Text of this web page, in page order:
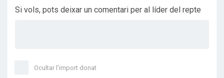
Si vols, pots deixar un comentari per al líder del repte
Ocultar l'import donat